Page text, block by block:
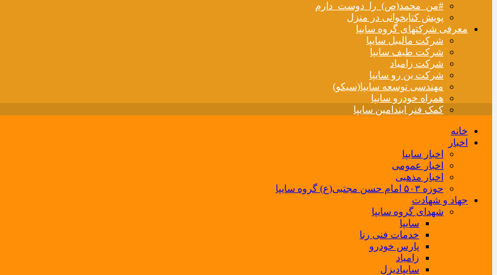
#من_محمد(ص)_را_دوست_دارم
پویش کتابخوانی در منزل
معرفی شرکتهای گروه سایپا
شرکت مالیبل سایپا
شرکت طیف سایپا
شرکت زامیاد
شرکت بن رو سایپا
مهندسی توسعه سایپا(سیکو)
همراه خودرو سایپا
کمک فنر ایندامین سایپا
خانه
اخبار
اخبار سایپا
اخبار عمومی
اخبار مذهبی
حوزه ۵۰۳ امام حسن مجتبی(ع) گروه سایپا
جهاد و شهادت
شهدای گروه سایپا
سایپا
خدمات فنی رنا
پارس خودرو
زامیاد
سایپادیزل